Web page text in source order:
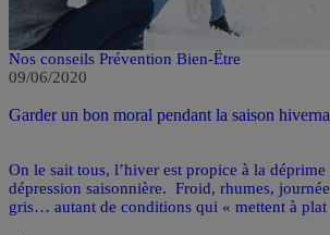
Nos conseils Prévention Bien-Être
09/06/2020
Garder un bon moral pendant la saison
On le sait tous, l’hiver est propice à la
dépression saisonnière. Froid, rhumes,
gris… autant de conditions qui « mettent à plat